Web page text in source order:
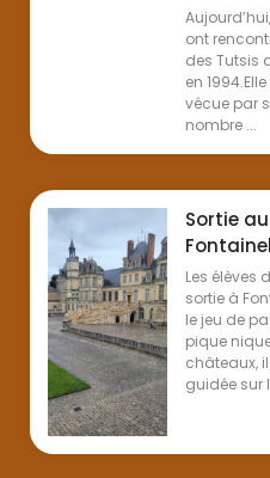
ont
des Tutsis
en
vécue par
nombre ...
Sortie
Les élèves
sortie à
le jeu de
pique
châteaux,
guidée sur